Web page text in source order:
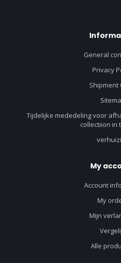
General
Privacy
Shipment
Tijdelijke mededeling voor
collectiion in
My
Account
My
Mijn
Alle